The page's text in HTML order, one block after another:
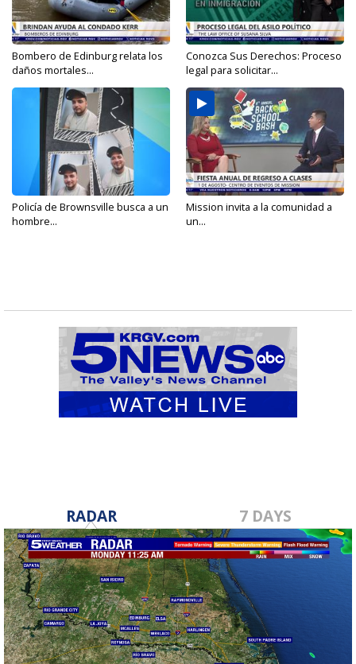
Bombero de Edinburg relata los
daños mortales...
Conozca Sus Derechos: Proceso
legal para solicitar...
Policía de Brownsville busca a un
hombre...
Mission invita a la comunidad a
un...
RADAR 7 DAYS